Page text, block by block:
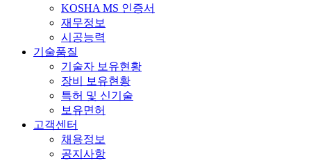
KOSHA MS 인증서
재무정보
시공능력
기술품질
기술자 보유현황
장비 보유현황
특허 및 신기술
보유면허
고객센터
채용정보
공지사항